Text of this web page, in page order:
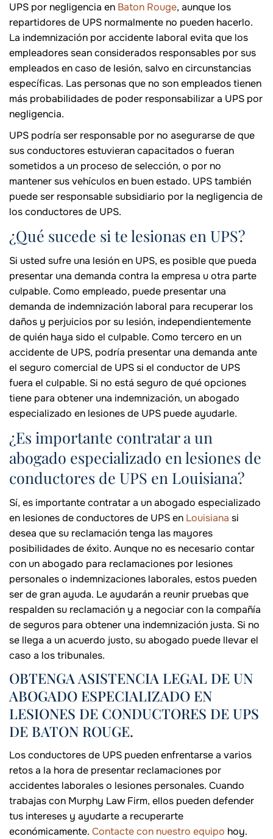
UPS por negligencia en Baton Rouge, aunque los
repartidores de UPS normalmente no pueden hacerlo.
La indemnización por accidente laboral evita que los
empleadores sean considerados responsables por sus
empleados en caso de lesión, salvo en circunstancias
específicas. Las personas que no son empleados tienen
más probabilidades de poder responsabilizar a UPS por
negligencia.
UPS podría ser responsable por no asegurarse de que
sus conductores estuvieran capacitados o fueran
sometidos a un proceso de selección, o por no
mantener sus vehículos en buen estado. UPS también
puede ser responsable subsidiario por la negligencia de
los conductores de UPS.
¿Qué sucede si te lesionas en UPS?
Si usted sufre una lesión en UPS, es posible que pueda
presentar una demanda contra la empresa u otra parte
culpable. Como empleado, puede presentar una
demanda de indemnización laboral para recuperar los
daños y perjuicios por su lesión, independientemente
de quién haya sido el culpable. Como tercero en un
accidente de UPS, podría presentar una demanda ante
el seguro comercial de UPS si el conductor de UPS
fuera el culpable. Si no está seguro de qué opciones
tiene para obtener una indemnización, un abogado
especializado en lesiones de UPS puede ayudarle.
¿Es importante contratar a un
abogado especializado en lesiones de
conductores de UPS en Louisiana?
Sí, es importante contratar a un abogado especializado
en lesiones de conductores de UPS en Louisiana si
desea que su reclamación tenga las mayores
posibilidades de éxito. Aunque no es necesario contar
con un abogado para reclamaciones por lesiones
personales o indemnizaciones laborales, estos pueden
ser de gran ayuda. Le ayudarán a reunir pruebas que
respalden su reclamación y a negociar con la compañía
de seguros para obtener una indemnización justa. Si no
se llega a un acuerdo justo, su abogado puede llevar el
caso a los tribunales.
OBTENGA ASISTENCIA LEGAL DE UN
ABOGADO ESPECIALIZADO EN
LESIONES DE CONDUCTORES DE UPS
DE BATON ROUGE.
Los conductores de UPS pueden enfrentarse a varios
retos a la hora de presentar reclamaciones por
accidentes laborales o lesiones personales. Cuando
trabajas con Murphy Law Firm, ellos pueden defender
tus intereses y ayudarte a recuperarte
económicamente. Contacte con nuestro equipo hoy.